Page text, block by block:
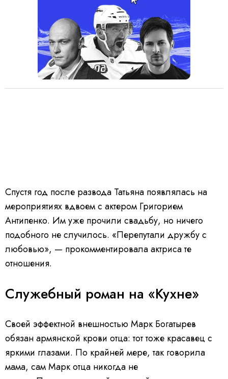
Спустя год после развода Татьяна появлялась на
мероприятиях вдвоем с актером Григорием
Антипенко. Им уже прочили свадьбу, но ничего
подобного не случилось. «Перепутали дружбу с
любовью», — прокомментировала актриса те
отношения.
Служебный роман на «Кухне»
Своей эффектной внешностью Марк Богатырев
обязан армянской крови отца: тот тоже красавец с
яркими глазами. По крайней мере, так говорила
мама, сам Марк отца никогда не